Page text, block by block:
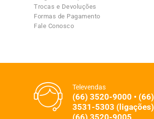
Trocas e Devoluções
Formas de Pagamento
Fale Conosco
Televendas
(66) 3520-9000 • (66)
3531-5303 (ligações)
(66) 3520-9005